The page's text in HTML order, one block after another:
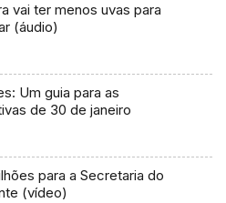
vai ter menos uvas para
(áudio)
Um guia para as
de 30 de janeiro
para a Secretaria do
(vídeo)